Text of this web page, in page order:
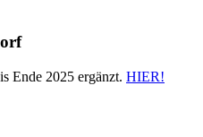
Ende 2025 ergänzt. HIER!